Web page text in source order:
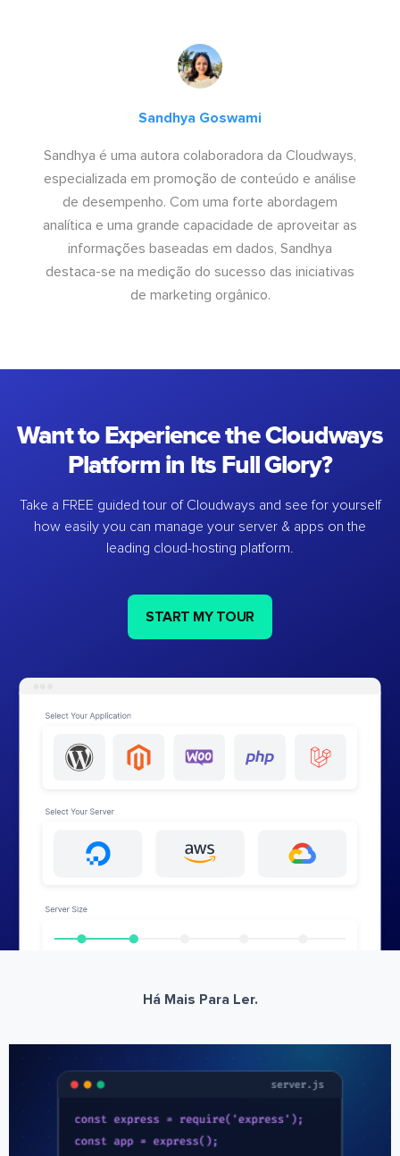
Sandhya Goswami
Sandhya é uma autora colaboradora da Cloudways,
especializada em promoção de conteúdo e análise
de desempenho. Com uma forte abordagem
analítica e uma grande capacidade de aproveitar as
informações baseadas em dados, Sandhya
destaca-se na medição do sucesso das iniciativas
de marketing orgânico.
Want to Experience the Cloudways
Platform in Its Full Glory?
Take a FREE guided tour of Cloudways and see for yourself
how easily you can manage your server & apps on the
leading cloud-hosting platform.
START MY TOUR
Há Mais Para Ler.